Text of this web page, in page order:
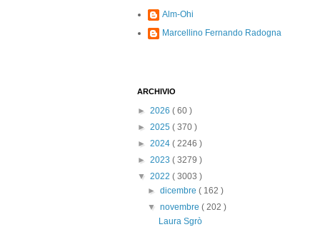
Alm-Ohi
Marcellino Fernando Radogna
ARCHIVIO
► 2026 ( 60 )
► 2025 ( 370 )
► 2024 ( 2246 )
► 2023 ( 3279 )
▼ 2022 ( 3003 )
►dicembre( 162 )
▼novembre( 202 )
Laura Sgrò